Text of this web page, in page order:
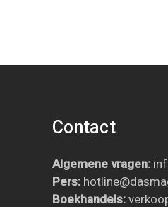
Contact
Algemene vragen:
Pers:
Boekhandels: